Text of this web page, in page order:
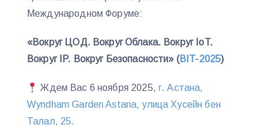
Международном Форуме:
«Вокруг ЦОД. Вокруг Облака. Вокруг IoT.
Вокруг IP. Вокруг Безопасности» (BIT-2025)
Ждем Вас 6 ноября 2025, г. Астана,
Wyndham Garden Astana, улица Хусейн бен
Талал, 25.